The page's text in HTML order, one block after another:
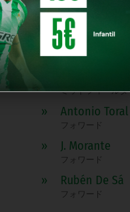
» Fabián
ディフェンダー
Pablo Busto
ディフェンダー
ミッドフィールダ
» Antonio Toral
フォワード
» J. Morante
フォワード
» Rubén De Sá
フォワード